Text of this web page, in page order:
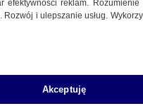
efektywności reklam.
Rozwój i ulepszanie usług.
Akceptuję